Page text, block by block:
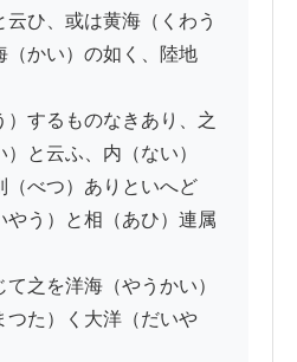
ひ、或は黄海（くわう
（かい）の如く、陸地
）するものなきあり、之
と云ふ、内（ない）
（べつ）ありといへど
やう）と相（あひ）連属
之を洋海（やうかい）
つた）く大洋（だいや